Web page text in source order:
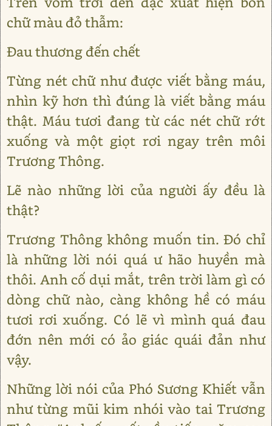
chữ màu đỏ thẫm:
Đau thương đến chết
Từng nét chữ như được viết bằng máu,
nhìn kỹ hơn thì đúng là viết bằng máu
thật. Máu tươi đang từ các nét chữ rớt
xuống và một giọt rơi ngay trên môi
Trương Thông.
Lẽ nào những lời của người ấy đều là
thật?
Trương Thông không muốn tin. Đó chỉ
là những lời nói quá ư hão huyền mà
thôi. Anh cố dụi mắt, trên trời làm gì có
dòng chữ nào, càng không hề có máu
tươi rơi xuống. Có lẽ vì mình quá đau
đớn nên mới có ảo giác quái đản như
vậy.
Những lời nói của Phó Sương Khiết vẫn
như từng mũi kim nhói vào tai Trương